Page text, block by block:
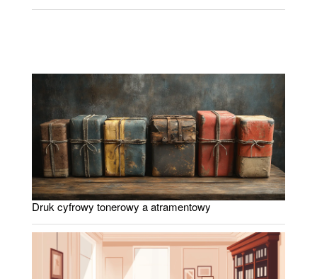
Druk cyfrowy tonerowy a atramentowy